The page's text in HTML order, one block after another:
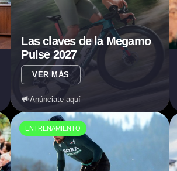
Las claves de la Megamo
Pulse 2027
VER MÁS
Anúnciate aquí
ENTRENAMIENTO